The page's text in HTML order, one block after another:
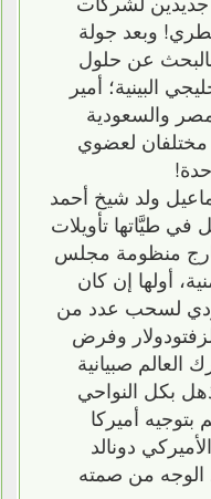
وبعد جولة
عن حلول
البينية؛ أمير
والسعودية
مختلفان لعضوي
ولد شيخ أحمد
في طيَّاتها تأويلات
منظومة مجلس
أولها إن كان
لسحب عدد من
وفرض
العالم صبيانية
بكل النواحي
بتوجيه أميركا
دونالد
الوجه من صمته